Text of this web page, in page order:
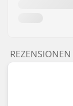
REZENSIONEN